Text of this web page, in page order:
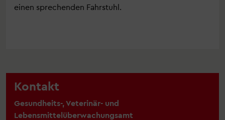
einen sprechenden Fahrstuhl.
Kontakt
Gesundheits-, Veterinär- und
Lebensmittelüberwachungsamt